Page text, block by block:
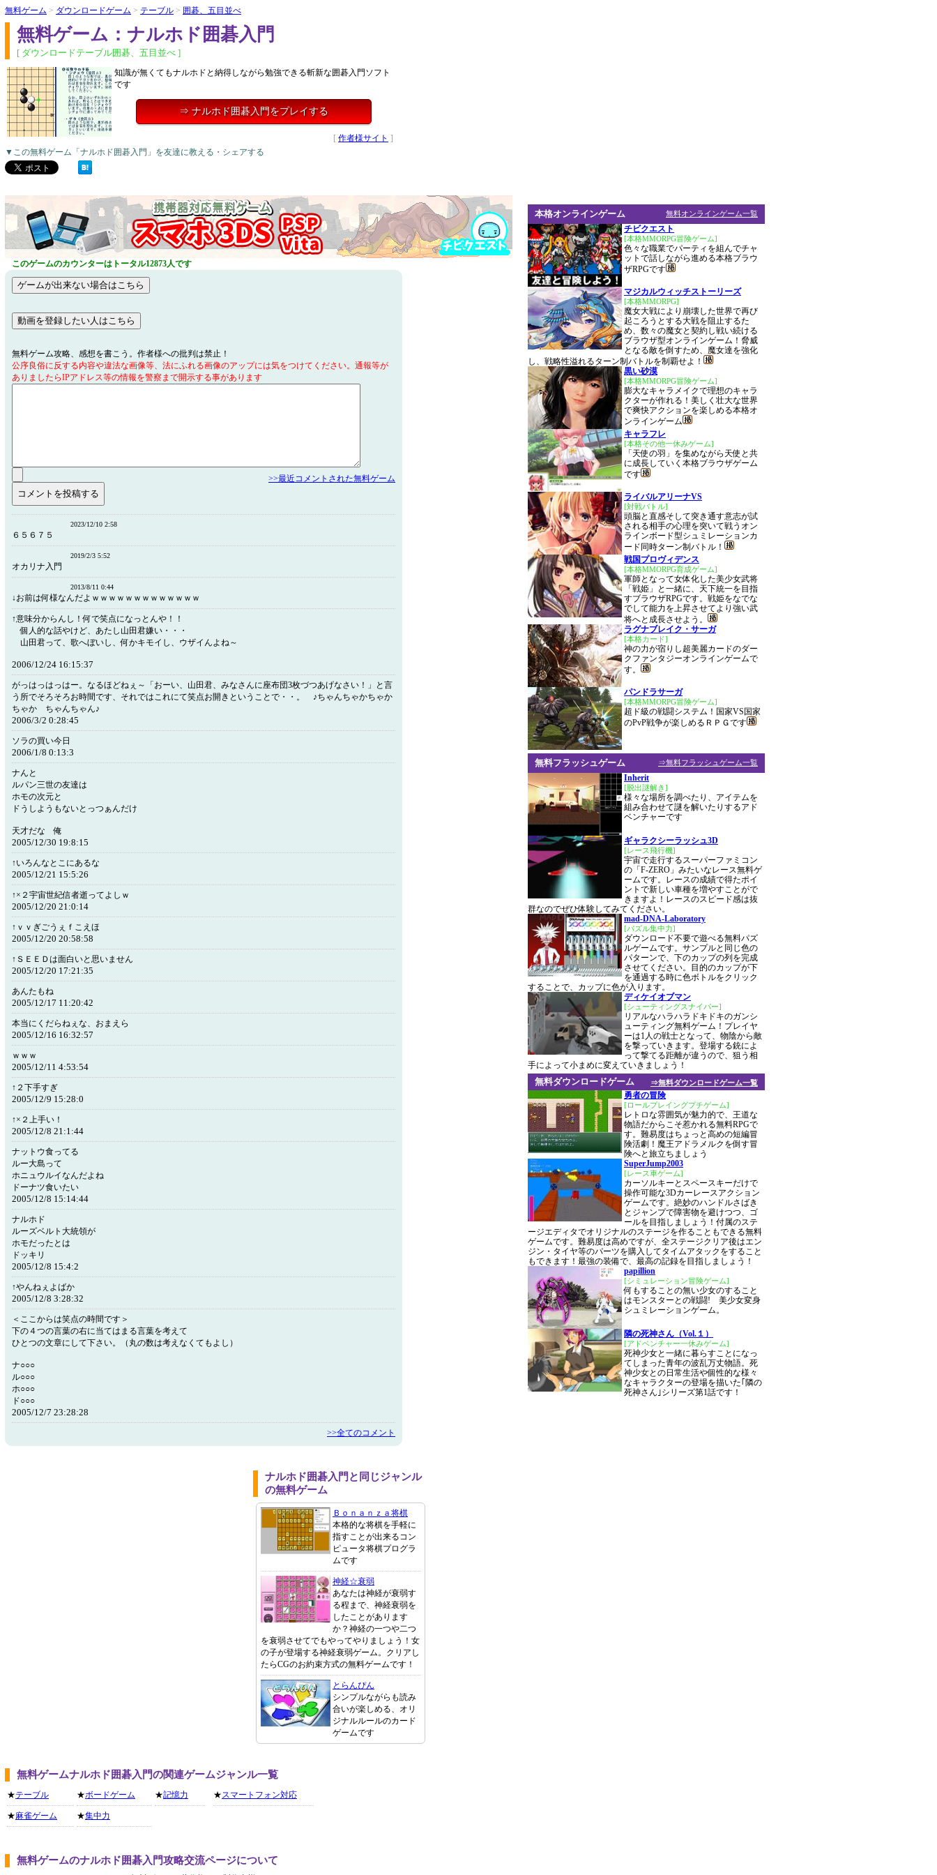
無料ゲーム > ダウンロードゲーム > テーブル > 囲碁、五目並べ
無料ゲーム：ナルホド囲碁入門
[ ダウンロードテーブル囲碁、五目並べ ]
知識が無くてもナルホドと納得しながら勉強できる斬新な囲碁入門ソフト
です
⇒ ナルホド囲碁入門をプレイする
[ 作者様サイト ]
▼この無料ゲーム「ナルホド囲碁入門」を友達に教える・シェアする
このゲームのカウンターはトータル12873人です
無料ゲーム攻略、感想を書こう。作者様への批判は禁止！
公序良俗に反する内容や違法な画像等、法にふれる画像のアップには気をつけてください。通報等が
ありましたらIPアドレス等の情報を警察まで開示する事があります
>>最近コメントされた無料ゲーム
2023/12/10 2:58
６５６７５
2019/2/3 5:52
オカリナ入門
2013/8/11 0:44
↓お前は何様なんだよｗｗｗｗｗｗｗｗｗｗｗｗｗ
↑意味分からんし！何で笑点になっとんや！！
個人的な話やけど、あたし山田君嫌い・・・
山田君って、歌へぼいし、何かキモイし、ウザイんよね～
2006/12/24 16:15:37
がっはっはっはー。なるほどねぇ～「おーい、山田君、みなさんに座布団3枚づつあげなさい！」と言
う所でそろそろお時間です、それではこれにて笑点お開きということで・・。 ♪ちゃんちゃかちゃか
ちゃか ちゃんちゃん♪
2006/3/2 0:28:45
ソラの買い今日
2006/1/8 0:13:3
ナんと
ルパン三世の友達は
ホモの次元と
ドうしようもないとっつぁんだけ
天才だな 俺
2005/12/30 19:8:15
↑いろんなとこにあるな
2005/12/21 15:5:26
↑×２宇宙世紀信者逝ってよしｗ
2005/12/20 21:0:14
↑ｖｖぎごうぇｆこえほ
2005/12/20 20:58:58
↑ＳＥＥＤは面白いと思いません
2005/12/20 17:21:35
あんたもね
2005/12/17 11:20:42
本当にくだらねぇな、おまえら
2005/12/16 16:32:57
ｗｗｗ
2005/12/11 4:53:54
↑２下手すぎ
2005/12/9 15:28:0
↑×２上手い！
2005/12/8 21:1:44
ナットウ食ってる
ルー大島って
ホニュウルイなんだよね
ドーナツ食いたい
2005/12/8 15:14:44
ナルホド
ルーズベルト大統領が
ホモだったとは
ドッキリ
2005/12/8 15:4:2
↑やんねぇよばか
2005/12/8 3:28:32
＜ここからは笑点の時間です＞
下の４つの言葉の右に当てはまる言葉を考えて
ひとつの文章にして下さい。（丸の数は考えなくてもよし）
ナ○○○
ル○○○
ホ○○○
ド○○○
2005/12/7 23:28:28
>>全てのコメント
ナルホド囲碁入門と同じジャンル
の無料ゲーム
Ｂｏｎａｎｚａ将棋
本格的な将棋を手軽に
指すことが出来るコン
ピュータ将棋プログラ
ムです
神経☆衰弱
あなたは神経が衰弱す
る程まで、神経衰弱を
したことがあります
か？神経の一つや二つ
を衰弱させてでもやってやりましょう！女
の子が登場する神経衰弱ゲーム。クリアし
たらCGのお約束方式の無料ゲームです！
とらんぴん
シンプルながらも読み
合いが楽しめる、オリ
ジナルルールのカード
ゲームです
無料ゲームナルホド囲碁入門の関連ゲームジャンル一覧
★テーブル
★麻雀ゲーム
★ボードゲーム
★集中力
★記憶力 ★スマートフォン対応
無料ゲームのナルホド囲碁入門攻略交流ページについて
無料オンラインゲーム一覧
本格オンラインゲーム
チビクエスト
[本格MMORPG冒険ゲーム]
色々な職業でパーティを組んでチャ
ットで話しながら進める本格ブラウ
ザRPGです
マジカルウィッチストーリーズ
[本格MMORPG]
魔女大戦により崩壊した世界で再び
起ころうとする大戦を阻止するた
め、数々の魔女と契約し戦い続ける
ブラウザ型オンラインゲーム！脅威
となる敵を倒すため、魔女達を強化
し、戦略性溢れるターン制バトルを制覇せよ！
黒い砂漠
[本格MMORPG冒険ゲーム]
膨大なキャラメイクで理想のキャラ
クターが作れる！美しく壮大な世界
で爽快アクションを楽しめる本格オ
ンラインゲーム
キャラフレ
[本格その他一休みゲーム]
「天使の羽」を集めながら天使と共
に成長していく本格ブラウザゲーム
です
ライバルアリーナVS
[対戦バトル]
頭脳と直感そして突き通す意志が試
される相手の心理を突いて戦うオン
ラインボード型シュミレーションカ
ード同時ターン制バトル！
戦国プロヴィデンス
[本格MMORPG育成ゲーム]
軍師となって女体化した美少女武将
「戦姫」と一緒に、天下統一を目指
すブラウザRPGです。戦姫をなでな
でして能力を上昇させてより強い武
将へと成長させよう。
ラグナブレイク・サーガ
[本格カード]
神の力が宿りし超美麗カードのダー
クファンタジーオンラインゲームで
す。
パンドラサーガ
[本格MMORPG冒険ゲーム]
超ド級の戦闘システム！国家VS国家
のPvP戦争が楽しめるＲＰＧです
⇒無料フラッシュゲーム一覧
無料フラッシュゲーム
Inherit
[脱出謎解き]
様々な場所を調べたり、アイテムを
組み合わせて謎を解いたりするアド
ベンチャーです
ギャラクシーラッシュ3D
[レース飛行機]
宇宙で走行するスーパーファミコン
の「F-ZERO」みたいなレース無料ゲ
ームです。レースの成績で得たポイ
ントで新しい車種を増やすことがで
きますよ！レースのスピード感は抜
群なのでぜひ体験してみてください。
mad-DNA-Laboratory
[パズル集中力]
ダウンロード不要で遊べる無料パズ
ルゲームです。サンプルと同じ色の
パターンで、下のカップの列を完成
させてください。目的のカップが下
を通過する時に色ボトルをクリック
することで、カップに色が入ります。
ディケイオブマン
[シューティングスナイパー]
リアルなハラハラドキドキのガンシ
ューティング無料ゲーム！プレイヤ
ーは1人の戦士となって、物陰から敵
を撃っていきます。登場する銃によ
って撃てる距離が違うので、狙う相
手によって小まめに変えていきましょう！
⇒無料ダウンロードゲーム一覧
無料ダウンロードゲーム
勇者の冒険
[ロールプレイングプチゲーム]
レトロな雰囲気が魅力的で、王道な
物語だからこそ惹かれる無料RPGで
す。難易度はちょっと高めの短編冒
険活劇！魔王アドラメルクを倒す冒
険へと旅立ちましょう
SuperJump2003
[レース車ゲーム]
カーソルキーとスペースキーだけで
操作可能な3Dカーレースアクション
ゲームです。絶妙のハンドルさばき
とジャンプで障害物を避けつつ、ゴ
ールを目指しましょう！付属のステ
ージエディタでオリジナルのステージを作ることもできる無料
ゲームです。難易度は高めですが、全ステージクリア後はエン
ジン・タイヤ等のパーツを購入してタイムアタックをすること
もできます！最強の装備で、最高の記録を目指しましょう！
papillion
[シミュレーション冒険ゲーム]
何もすることの無い少女のすること
はモンスターとの戦闘! 美少女変身
シュミレーションゲーム。
隣の死神さん（Vol.１）
[アドベンチャー一休みゲーム]
死神少女と一緒に暮らすことになっ
てしまった青年の波乱万丈物語。死
神少女との日常生活や個性的な様々
なキャラクターの登場を描いた｢隣の
死神さん｣シリーズ第1話です！